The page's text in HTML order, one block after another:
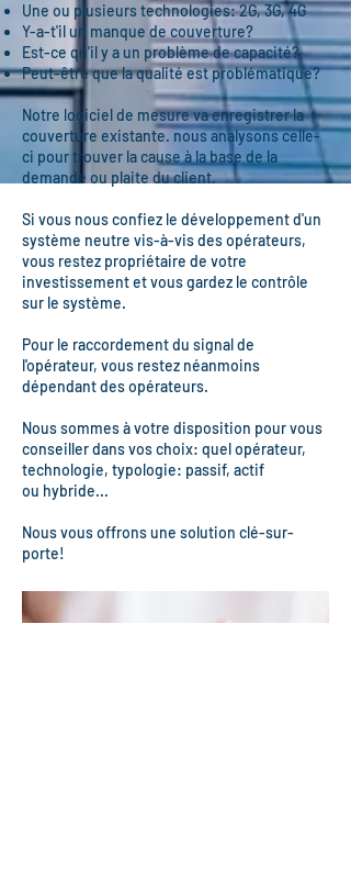
Une ou plusieurs technologies: 2G, 3G, 4G
Y-a-t'il un manque de couverture?
Est-ce qu'il y a un problème de capacité?
Peut-être que la qualité est problématique?
Notre logiciel de mesure va enregistrer la
couverture existante. nous analysons celle-
ci pour trouver la cause à la base de la
demande ou plaite du client.
Si vous nous confiez le développement d'un
système neutre vis-à-vis des opérateurs,
vous restez propriétaire de votre
investissement et vous gardez le contrôle
sur le système.
Pour le raccordement du signal de
l'opérateur, vous restez néanmoins
dépendant des opérateurs.
Nous sommes à votre disposition pour vous
conseiller dans vos choix: quel opérateur,
technologie, typologie: passif, actif
ou hybride...
Nous vous offrons une solution clé-sur-
porte!